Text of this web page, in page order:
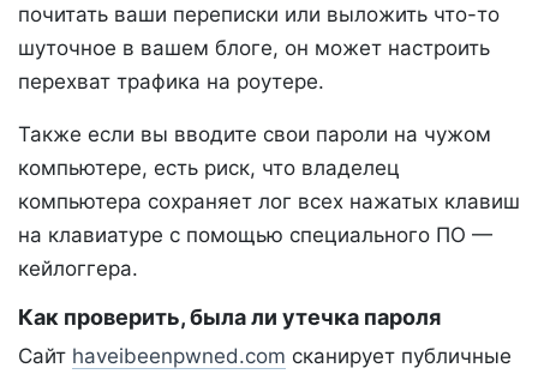
почитать ваши переписки или выложить что-то
шуточное в вашем блоге, он может настроить
перехват трафика на роутере.
Также если вы вводите свои пароли на чужом
компьютере, есть риск, что владелец
компьютера сохраняет лог всех нажатых клавиш
на клавиатуре с помощью специального ПО —
кейлоггера.
Как проверить, была ли утечка пароля
Сайт haveibeenpwned.com сканирует публичные